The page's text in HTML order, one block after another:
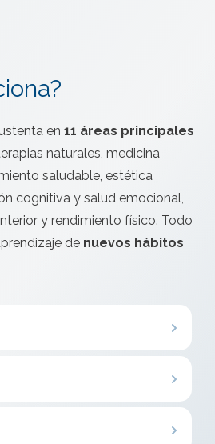
en 11 áreas principales
naturales, medicina
saludable, estética
cognitiva y salud emocional,
y rendimiento físico. Todo
de nuevos hábitos